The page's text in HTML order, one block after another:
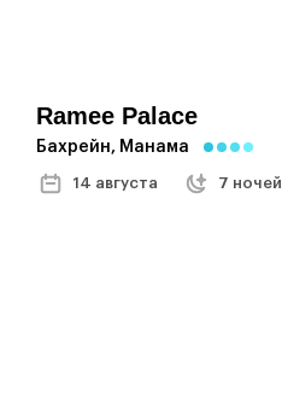
Ramee Palace
Бахрейн, Манама
14 августа 7 ночей